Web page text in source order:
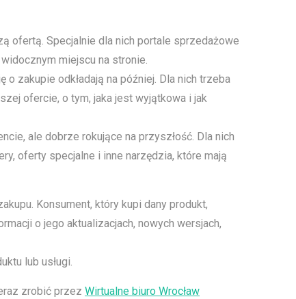
ofertą. Specjalnie dla nich portale sprzedażowe
miejscu na stronie.
zakupie odkładają na później. Dla nich trzeba
ofercie, o tym, jaka jest wyjątkowa i jak
ale dobrze rokujące na przyszłość. Dla nich
oferty specjalne i inne narzędzia, które mają
Konsument, który kupi dany produkt,
o jego aktualizacjach, nowych wersjach,
lub usługi.
zrobić przez Wirtualne biuro Wrocław